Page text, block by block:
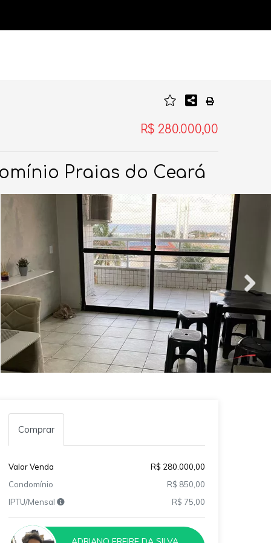
R$ 280.000,00
Praias do Ceará
Comprar
Valor Venda
R$ 280.000,00
Condomínio
R$ 850,00
IPTU/Mensal
R$ 75,00